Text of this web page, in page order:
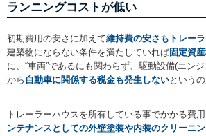
ランニングコストが低い
初期費用の安さに加えて維持費の安さもトレー
建築物にならない条件を満たしていれば固定資
に、“車両”であるにも関わらず、駆動設備(エン
から 自動車に関係する税金も発生しないという
トレーラーハウスを所有している事でかかる費用
ンテナンスとしての外壁塗装や内装のクリーニ